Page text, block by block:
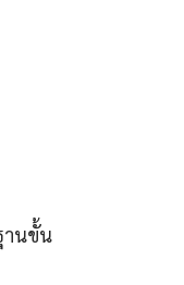
านขั้น